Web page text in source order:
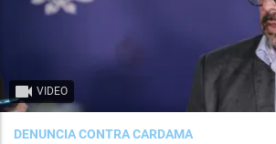
VIDEO
DENUNCIA CONTRA CARDAMA